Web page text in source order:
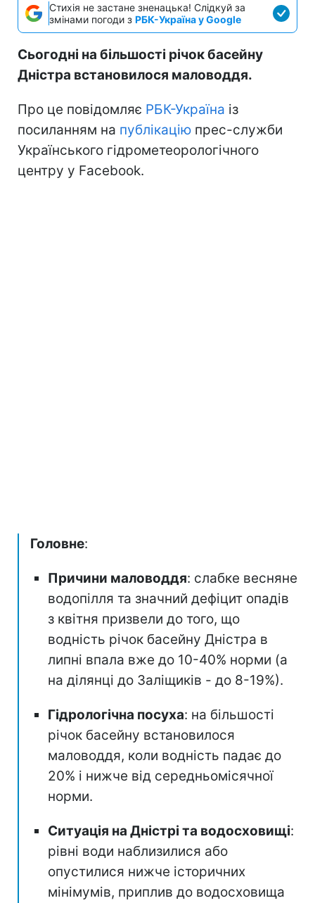
Стихія не застане зненацька! Слідкуй за
змінами погоди з РБК-Україна у Google
Сьогодні на більшості річок басейну
Дністра встановилося маловоддя.
Про це повідомляє РБК-Україна із
посиланням на публікацію прес-служби
Українського гідрометеорологічного
центру у Facebook.
Головне:
Причини маловоддя: слабке весняне
водопілля та значний дефіцит опадів
з квітня призвели до того, що
водність річок басейну Дністра в
липні впала вже до 10-40% норми (а
на ділянці до Заліщиків - до 8-19%).
Гідрологічна посуха: на більшості
річок басейну встановилося
маловоддя, коли водність падає до
20% і нижче від середньомісячної
норми.
Ситуація на Дністрі та водосховищі:
рівні води наблизилися або
опустилися нижче історичних
мінімумів, приплив до водосховища